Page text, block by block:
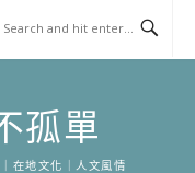
孤單
在地文化｜人文風情